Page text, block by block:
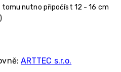
nutno připočíst 12 - 16 cm
ARTTEC s.r.o.